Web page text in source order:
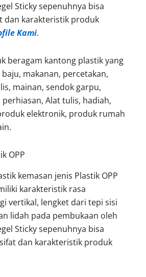
Sticky sepenuhnya bisa
dan karakteristik produk
Kami.
beragam kantong plastik yang
makanan, percetakan,
mainan, sendok garpu,
Alat tulis, hadiah,
elektronik, produk rumah
OPP
kemasan jenis Plastik OPP
karakteristik rasa
vertikal, lengket dari tepi sisi
lidah pada pembukaan oleh
Sticky sepenuhnya bisa
dan karakteristik produk